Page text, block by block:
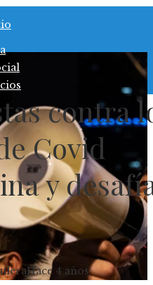
contra
Covid
y
Hace 4 años